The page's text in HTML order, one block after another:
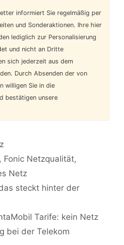
informiert Sie regelmäßig per
und Sonderaktionen. Ihre hier
lediglich zur Personalisierung
und nicht an Dritte
sich jederzeit aus dem
Durch Absenden der von
willigen Sie in die
bestätigen unsere
, Fonic Netzqualität,
Netz
steckt hinter der
Tarife: kein Netz
bei der Telekom